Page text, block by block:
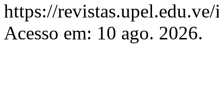
https://
Acesso em: 10 ago. 2026.